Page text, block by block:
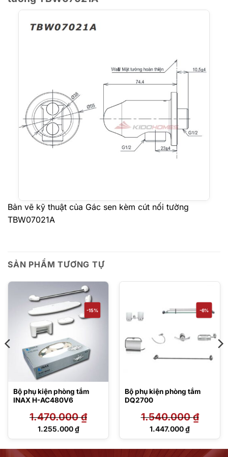
Bản vẽ kỹ thuật của Gác sen kèm cút nối tường
TBW07021A
SẢN PHẨM TƯƠNG TỰ
-15%
Bộ phụ kiện phòng tắm
INAX H-AC480V6
1.470.000₫
Giá
1.255.000₫
Giá
-6%
Bộ phụ kiện phòng tắm
DQ2700
1.540.000₫
Giá
1.540.000 ₫.
1.447.000₫
Giá